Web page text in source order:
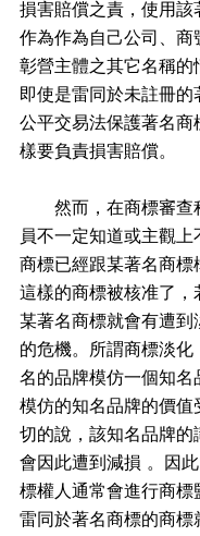
損害賠償之責，使用該
作為作為自己公司、商
彰營主體之其它名稱的
即使是雷同於未註冊
公平交易法保護著名商
樣要負責損害賠償。
然而，在商標審查
員不一定知道或主觀
商標已經跟某著名商標
這樣的商標被核准了，
某著名商標就會有遭到
的危機。所謂商標淡化
名的品牌模仿一個知名
模仿的知名品牌的價值
切的說，該知名品牌
會因此遭到減損 。因
標權人通常會進行商標
雷同於著名商標的商標